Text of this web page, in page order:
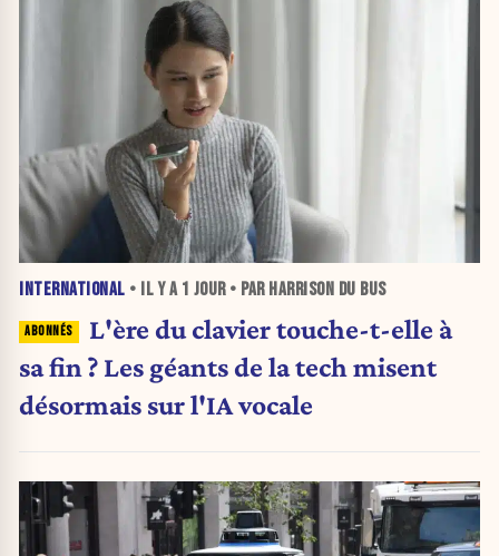
INTERNATIONAL • IL Y A 1 JOUR• PAR HARRISON DU BUS
L'ère du clavier touche-t-elle à
sa fin ? Les géants de la tech misent
désormais sur l'IA vocale